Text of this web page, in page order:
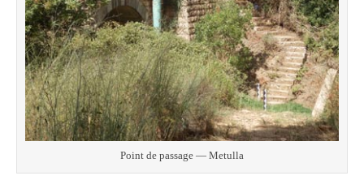
Point de passage — Metulla